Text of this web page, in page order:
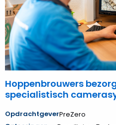
Hoppenbrouwers
specialistisch
OpdrachtgeverPreZero